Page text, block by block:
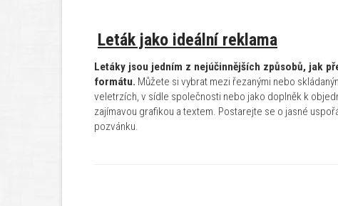
Leták jako ideální reklama
Letáky jsou jedním z nejúčinnějších způsobů, jak
formátu. Můžete si vybrat mezi řezanými nebo
veletrzích, v sídle společnosti nebo jako doplněk k
zajímavou grafikou a textem. Postarejte se o jasné
pozvánku.